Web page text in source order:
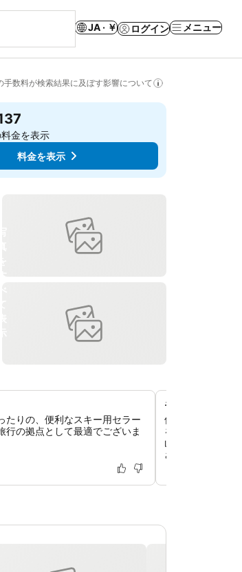
JA · ￥ ログイン メニュー
手数料が検索結果に及ぼす影響について
金を表示
料金を表示
たりの、便利なスキー用セラー
行の拠点として最適でございま
モダンなアルパイ
伝統的な居心地
をお楽しみいた
山脈のシルエッ
ざいます。